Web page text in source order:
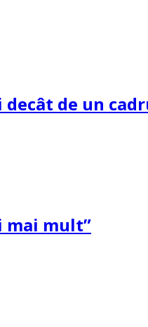
de un
mai mult”